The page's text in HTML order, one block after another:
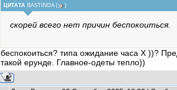
ЦИТАТА BASTINDA( )
скорей всего нет причин беспокоиться.
беспокоиться? типа ожидание часа Х ))?
такой ерунде. Главное-одеты тепло))